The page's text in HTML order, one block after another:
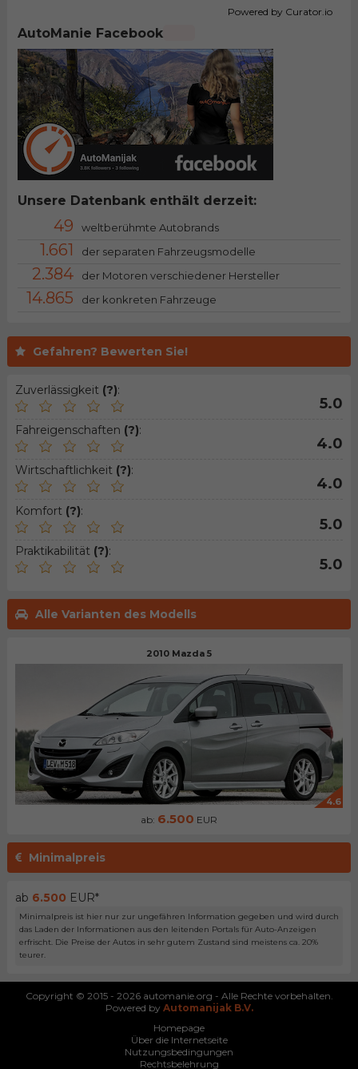
Gefahren? Bewerten Sie!
Zuverlässigkeit (?):
5.0
Fahreigenschaften (?):
4.0
Wirtschaftlichkeit (?):
4.0
Komfort (?):
5.0
Praktikabilität (?):
5.0
Alle Varianten des Modells
2010 Mazda 5
4.6
ab: 6.500 EUR
Minimalpreis
ab 6.500 EUR*
Minimalpreis ist hier nur zur ungefähren Information gegeben und wird durch
das Laden der Informationen aus den leitenden Portals für Auto-Anzeigen
erfrischt. Die Preise der Autos in sehr gutem Zustand sind meistens ca. 20%
teurer.
Powered by Curator.io
AutoManie Facebook
Unsere Datenbank enthält derzeit:
49 weltberühmte Autobrands
1.661 der separaten Fahrzeugsmodelle
2.384 der Motoren verschiedener Hersteller
14.865 der konkreten Fahrzeuge
Copyright © 2015 - 2026 automanie.org - Alle Rechte vorbehalten.
Powered by Automanijak B.V.
Homepage
Über die Internetseite
Nutzungsbedingungen
Rechtsbelehrung